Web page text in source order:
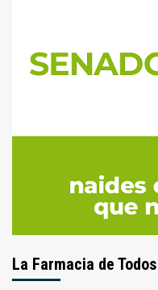
La Farmacia de Todos